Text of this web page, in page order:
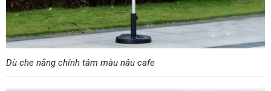
Dù che nắng chính tâm màu nâu cafe